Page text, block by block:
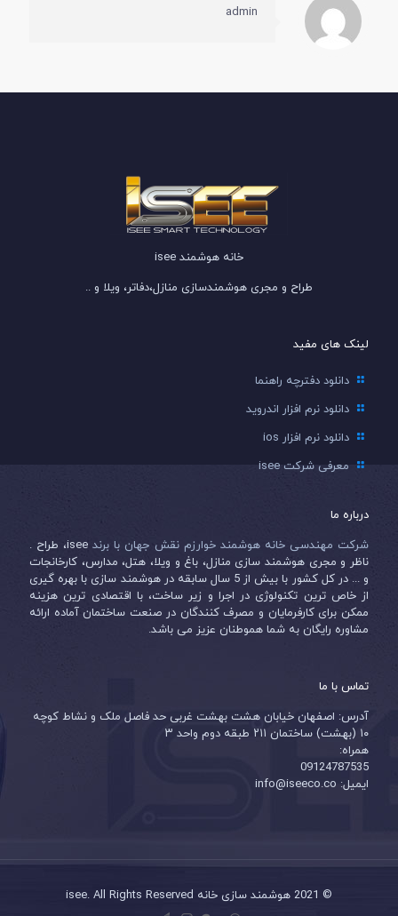
admin
خانه هوشمند isee
طراح و مجری هوشمندسازی منازل،دفاتر، ویلا و ..
لینک های مفید
دانلود دفترچه راهنما
دانلود نرم افزار اندروید
دانلود نرم افزار ios
معرفی شرکت isee
درباره ما
شرکت مهندسی خانه هوشمند خوارزم نقش جهان با برند
isee، طراح .
ناظر و مجری هوشمند سازی منازل، باغ و ویلا، هتل، مدارس، کارخانجات
و ... در کل کشور با بیش از 5 سال سابقه در هوشمند سازی با بهره گیری
از خاص ترین تکنولوژی در اجرا و زیر ساخت، با اقتصادی ترین هزینه
ممکن برای کارفرمایان و مصرف کنندگان در صنعت ساختمان آماده ارائه
مشاوره رایگان به شما هموطنان عزیز می باشد.
تماس با ما
آدرس: اصفهان خیابان هشت بهشت غربی حد فاصل ملک و نشاط کوچه
۱۰ (بهشت) ساختمان ۲۱۱ طبقه دوم واحد ۳
همراه:
09124787535
ایمیل: info@iseeco.co
© 2021 هوشمند سازی خانه isee. All Rights Reserved